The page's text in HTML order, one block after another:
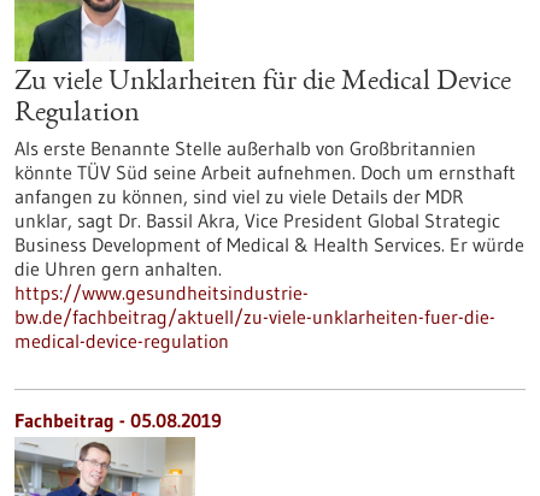
Zu viele Unklarheiten für die Medical Device
Regulation
Als erste Benannte Stelle außerhalb von Großbritannien
könnte TÜV Süd seine Arbeit aufnehmen. Doch um ernsthaft
anfangen zu können, sind viel zu viele Details der MDR
unklar, sagt Dr. Bassil Akra, Vice President Global Strategic
Business Development of Medical & Health Services. Er würde
die Uhren gern anhalten.
https://www.gesundheitsindustrie-
bw.de/fachbeitrag/aktuell/zu-viele-unklarheiten-fuer-die-
medical-device-regulation
Fachbeitrag - 05.08.2019